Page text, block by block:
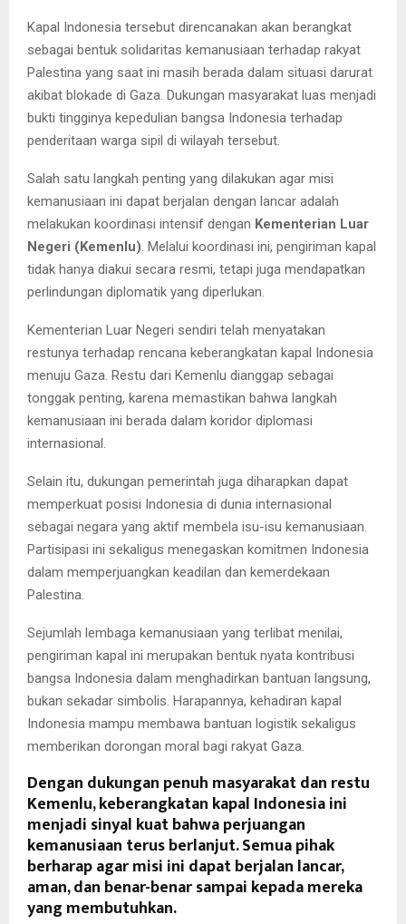
Kapal Indonesia tersebut direncanakan akan berangkat
sebagai bentuk solidaritas kemanusiaan terhadap rakyat
Palestina yang saat ini masih berada dalam situasi darurat
akibat blokade di Gaza. Dukungan masyarakat luas menjadi
bukti tingginya kepedulian bangsa Indonesia terhadap
penderitaan warga sipil di wilayah tersebut.
Salah satu langkah penting yang dilakukan agar misi
kemanusiaan ini dapat berjalan dengan lancar adalah
melakukan koordinasi intensif dengan Kementerian Luar
Negeri (Kemenlu). Melalui koordinasi ini, pengiriman kapal
tidak hanya diakui secara resmi, tetapi juga mendapatkan
perlindungan diplomatik yang diperlukan.
Kementerian Luar Negeri sendiri telah menyatakan
restunya terhadap rencana keberangkatan kapal Indonesia
menuju Gaza. Restu dari Kemenlu dianggap sebagai
tonggak penting, karena memastikan bahwa langkah
kemanusiaan ini berada dalam koridor diplomasi
internasional.
Selain itu, dukungan pemerintah juga diharapkan dapat
memperkuat posisi Indonesia di dunia internasional
sebagai negara yang aktif membela isu-isu kemanusiaan.
Partisipasi ini sekaligus menegaskan komitmen Indonesia
dalam memperjuangkan keadilan dan kemerdekaan
Palestina.
Sejumlah lembaga kemanusiaan yang terlibat menilai,
pengiriman kapal ini merupakan bentuk nyata kontribusi
bangsa Indonesia dalam menghadirkan bantuan langsung,
bukan sekadar simbolis. Harapannya, kehadiran kapal
Indonesia mampu membawa bantuan logistik sekaligus
memberikan dorongan moral bagi rakyat Gaza.
Dengan dukungan penuh masyarakat dan restu
Kemenlu, keberangkatan kapal Indonesia ini
menjadi sinyal kuat bahwa perjuangan
kemanusiaan terus berlanjut. Semua pihak
berharap agar misi ini dapat berjalan lancar,
aman, dan benar-benar sampai kepada mereka
yang membutuhkan.